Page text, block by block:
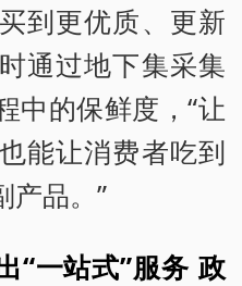
到更优质、更新
通过地下集采集
中的保鲜度，“让
能让消费者吃到
产品。”
“一站式”服务 政